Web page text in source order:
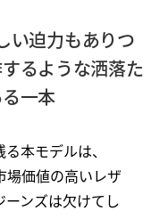
い迫力もありつ
るような洒落た
一本
本モデルは、
場価値の高いレザ
ンズは欠けてし